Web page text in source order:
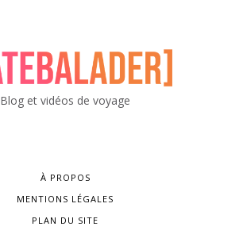
Blog et vidéos de voyage
À PROPOS
MENTIONS LÉGALES
PLAN DU SITE